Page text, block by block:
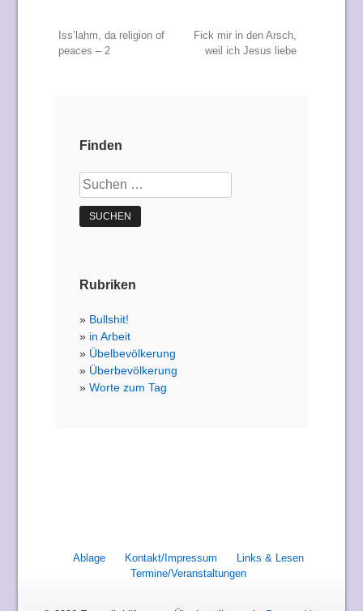
Beitragsnavigation
Iss’lahm, da religion of
peaces – 2
Fick mir in den Arsch,
weil ich Jesus liebe
Finden
Suchen
nach:
Rubriken
Bullshit!
in Arbeit
Übelbevölkerung
Überbevölkerung
Worte zum Tag
Ablage Kontakt/Impressum
Links & Lesen
Termine/Veranstaltungen